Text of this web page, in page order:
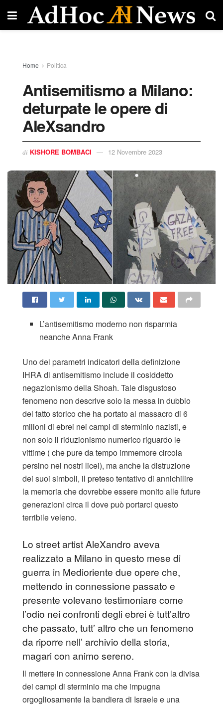
Home Politica
Antisemitismo a Milano:
deturpate le opere di
AleXsandro
di KISHORE BOMBACI 12 Novembre 2023
L’antisemitismo moderno non risparmia
neanche Anna Frank
Uno dei parametri indicatori della definizione
IHRA di antisemitismo include il cosiddetto
negazionismo della Shoah. Tale disgustoso
fenomeno non descrive solo la messa in dubbio
del fatto storico che ha portato al massacro di 6
milioni di ebrei nei campi di sterminio nazisti, e
non solo il riduzionismo numerico riguardo le
vittime ( che pure da tempo immemore circola
persino nei nostri licei), ma anche la distruzione
dei suoi simboli, il preteso tentativo di annichilire
la memoria che dovrebbe essere monito alle future
generazioni circa il dove può portarci questo
terribile veleno.
Lo street artist AleXandro aveva
realizzato a Milano in questo mese di
guerra in Medioriente due opere che,
mettendo in connessione passato e
presente volevano testimoniare come
l’odio nei confronti degli ebrei è tutt’altro
che passato, tutt’ altro che un fenomeno
da riporre nell’ archivio della storia,
magari con animo sereno.
Il mettere in connessione Anna Frank con la divisa
dei campi di sterminio ma che impugna
orgogliosamente la bandiera di Israele e una